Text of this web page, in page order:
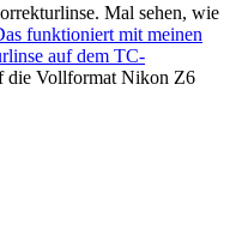
Mal sehen, wie
funktioniert mit meinen
auf dem TC-
die Vollformat Nikon Z6